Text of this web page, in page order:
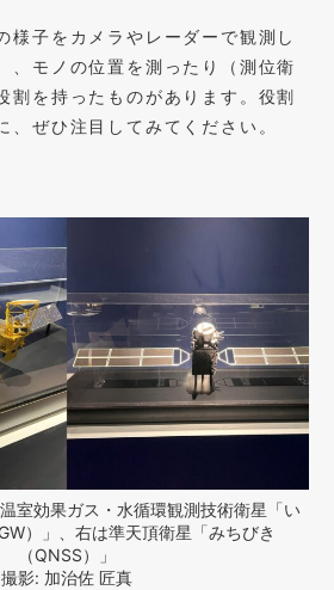
様子をカメラやレーダーで観測し
、モノの位置を測ったり（測位衛
割を持ったものがあります。役割
、ぜひ注目してみてください。
室効果ガス・水循環観測技術衛星「い
）」、右は準天頂衛星「みちびき
（QNSS）」
撮影: 加治佐 匠真